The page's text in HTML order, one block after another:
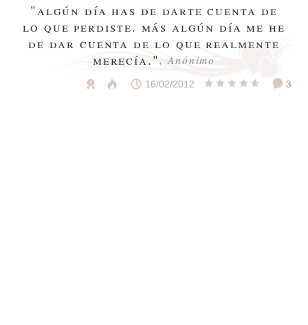
"algún día has de darte cuenta de
lo que perdiste. más algún día me he
de dar cuenta de lo que realmente
merecía.", Anónimo
16/02/2012 3